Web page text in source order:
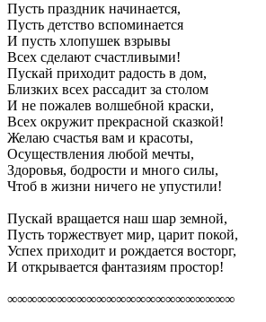
Пусть праздник начинается,
Пусть детство вспоминается
И пусть хлопушек взрывы
Всех сделают счастливыми!
Пускай приходит радость в дом,
Близких всех рассадит за столом
И не пожалев волшебной краски,
Всех окружит прекрасной сказкой!
Желаю счастья вам и красоты,
Осуществления любой мечты,
Здоровья, бодрости и много силы,
Чтоб в жизни ничего не упустили!
Пускай вращается наш шар земной,
Пусть торжествует мир, царит покой,
Успех приходит и рождается восторг,
И открывается фантазиям простор!
∞∞∞∞∞∞∞∞∞∞∞∞∞∞∞∞∞∞∞∞∞∞∞